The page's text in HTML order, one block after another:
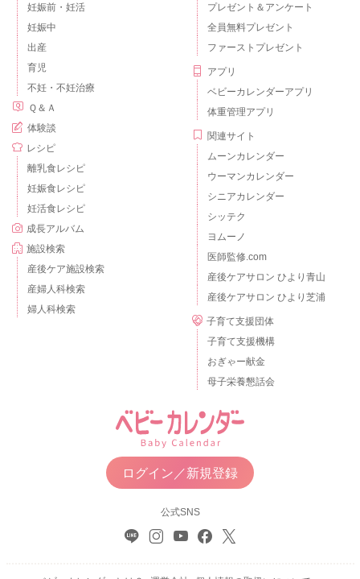
妊娠前・妊活
妊娠中
出産
育児
不妊・不妊治療
Ｑ＆Ａ
体験談
レシピ
離乳食レシピ
妊娠食レシピ
妊活食レシピ
成長アルバム
施設検索
産後ケア施設検索
産婦人科検索
婦人科検索
プレゼント＆アンケート
全員無料プレゼント
ファーストプレゼント
アプリ
ベビーカレンダーアプリ
体重管理アプリ
関連サイト
ムーンカレンダー
ウーマンカレンダー
シニアカレンダー
シッテク
ヨムーノ
医師監修.com
産後ケアサロン ひより青山
産後ケアサロン ひより芝浦
子育て支援団体
子育て支援機構
おぎゃー献金
母子栄養懇話会
ログイン／新規登録
公式SNS